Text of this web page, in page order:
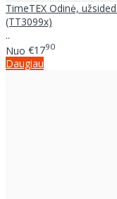
TimeTEX Odinė,
(TT3099x)
..
Nuo €1790
Daugiau